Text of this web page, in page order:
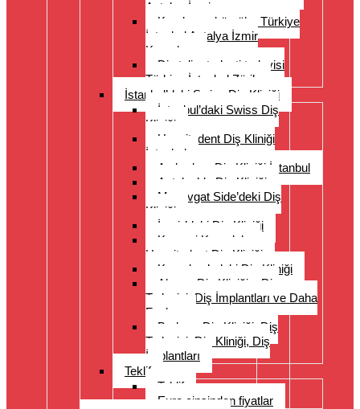
Antalya İzmir
Kronlar ve köprüler Türkiye
İstanbul Antalya İzmir
Kuşadası
Diş teli ortodonti tedavisi
Türkiye İstanbul Zürih
İstanbul’daki Swiss Diş Kliniği
İstanbul’daki Swiss Diş
Kliniği
Hospitadent Diş Kliniği
İstanbul
Acıbadem Diş Kliniği İstanbul
Antalya’da Diş Kliniği
Manavgat Side’deki Diş
Kliniği
İzmir’deki Diş Kliniği
Kayseri Kapadokya
Hospitadent Diş Kliniği
Kuşadası’ndaki Diş Kliniği
Alanya Diş Kliniği – Diş
Tedavisi, Diş İmplantları ve Daha
Fazlası
Bodrum Diş Kliniği, Diş
Tedavisi, Diş Kliniği, Diş
İmplantları
Teklif
Teklif
Euro cinsinden fiyatlar